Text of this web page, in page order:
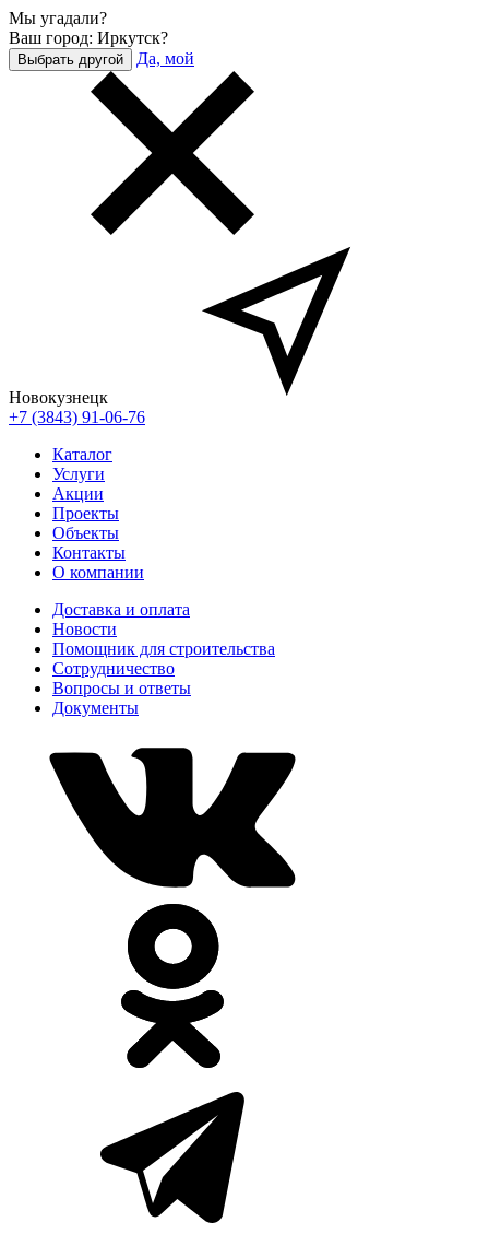
Мы угадали?
Ваш город: Иркутск?
Выбрать другой Да, мой
Новокузнецк
+7 (3843) 91-06-76
Каталог
Услуги
Акции
Проекты
Объекты
Контакты
О компании
Доставка и оплата
Новости
Помощник для строительства
Сотрудничество
Вопросы и ответы
Документы